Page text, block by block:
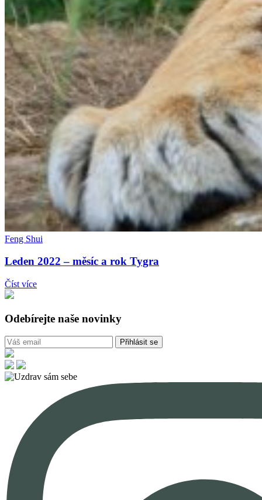
Feng Shui
Leden 2022 – měsíc a rok Tygra
Číst více
Odebírejte naše novinky
Přihlásit se